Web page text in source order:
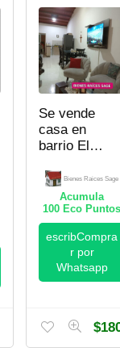
Se vende
casa en
barrio El
Cartago,
Valle del
Cauca.
Bienes
Raices
Bienes Raices Sage
Acumula
100 Eco Puntos
escribCompra
r por
Whatsapp
$